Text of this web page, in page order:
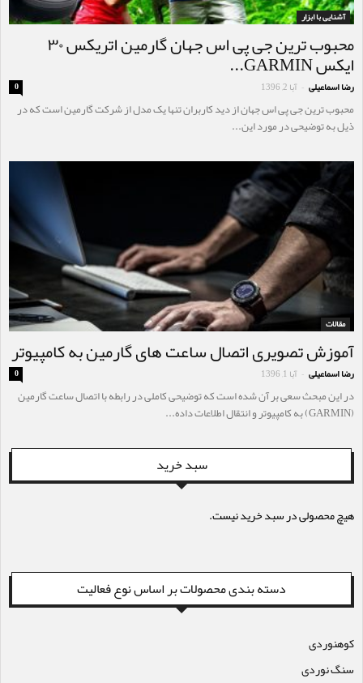
آشنایی با ابزار
محبوب ترین جی پی اس جهان گارمین اتریکس ۳۰
ایکس GARMIN...
رضا اسماعیلی - آبا 2, 1396 0
محبوب ترین جی پی اس جهان از دید کاربران تنها یک مدل از شرکت گارمین است که در
ذیل به توضیحی در مورد این...
مقالات
آموزش تصویری اتصال ساعت های گارمین به کامپیوتر
رضا اسماعیلی - آبا 1, 1396 0
در این مبحث سعی بر آن شده است که توضیحی کاملی در رابطه با اتصال ساعت گارمین
(GARMIN) به کامپیوتر و انتقال اطلاعات داده...
سبد خرید
هیچ محصولی در سبد خرید نیست.
دسته بندی محصولات بر اساس نوع فعالیت
کوهنوردی
سنگ نوردی